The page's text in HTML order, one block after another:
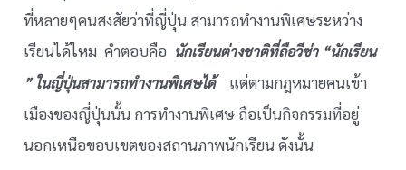
ที่หลายๆคนสงสัยว่าที่ญี่ปุ่น สามารถทำงานพิเศษระหว่าง
เรียนได้ไหม คำตอบคือ นักเรียนต่างชาติที่ถือวีซ่า “นักเรียน
” ในญี่ปุ่นสามารถทำงานพิเศษได้แต่ตามกฎหมายคนเข้า
เมืองของญี่ปุ่นนั้น การทำงานพิเศษ ถือเป็นกิจกรรมที่อยู่
นอกเหนือขอบเขตของสถานภาพนักเรียน ดังนั้น